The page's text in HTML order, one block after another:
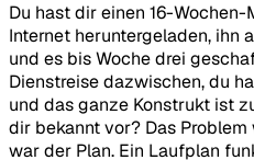
Du hast dir einen 16-
Internet heruntergeladen, ihn
und es bis Woche drei
Dienstreise dazwischen, du
und das ganze Konstrukt ist
dir bekannt vor? Das
war der Plan. Ein Laufplan